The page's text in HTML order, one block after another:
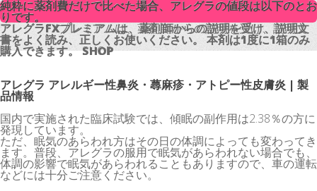
純粋に薬剤費だけで比べた場合、アレグラの値段は以下のとお
りです。
アレグラFXプレミアムは、薬剤師からの説明を受け、説明文
書をよく読み、正しくお使いください。 本剤は1度に1箱のみ
購入できます。 SHOP
アレグラ アレルギー性鼻炎・蕁麻疹・アトピー性皮膚炎 | 製
品情報
国内で実施された臨床試験では、傾眠の副作用は2.38％の方に
発現しています。
ただ、眠気のあらわれ方はその日の体調によっても変わってき
ます。普段、アレグラの服用で眠気があらわれない場合でも、
体調の影響で眠気があらわれることもありますので、車の運転
などには十分ご注意ください。
純粋に薬剤費だけで比べた場合、アレグラの値段は以下のとお
りです。
アレグラFXプレミアムは、薬剤師からの説明を受け、説明文
書をよく読み、正しくお使いください。 本剤は1度に1箱のみ
購入できます。 SHOP